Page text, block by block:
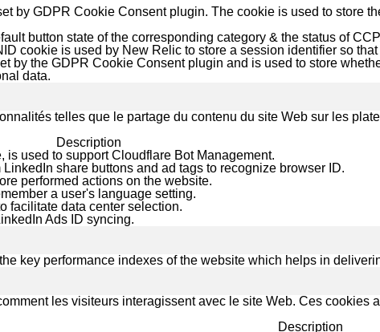
by GDPR Cookie Consent plugin. The cookie is used to store
button state of the corresponding category & the status of
cookie is used by New Relic to store a session identifier so
by the GDPR Cookie Consent plugin and is used to store
data.
telles que le partage du contenu du site Web sur les
Description
is used to support Cloudflare Bot Management.
share buttons and ad tags to recognize browser ID.
performed actions on the website.
a user's language setting.
facilitate data center selection.
Ads ID syncing.
key performance indexes of the website which helps in
les visiteurs interagissent avec le site Web. Ces
Description